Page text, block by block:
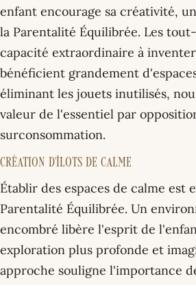
enfant encourage sa créativité,
la Parentalité Équilibrée. Les
capacité extraordinaire à
bénéficient grandement
éliminant les jouets inutilisés,
valeur de l'essentiel par
surconsommation.
Création d'Îlots de Calme
Établir des espaces de calme est
Parentalité Équilibrée. Un
encombré libère l'esprit de
exploration plus profonde et
approche souligne l'importance